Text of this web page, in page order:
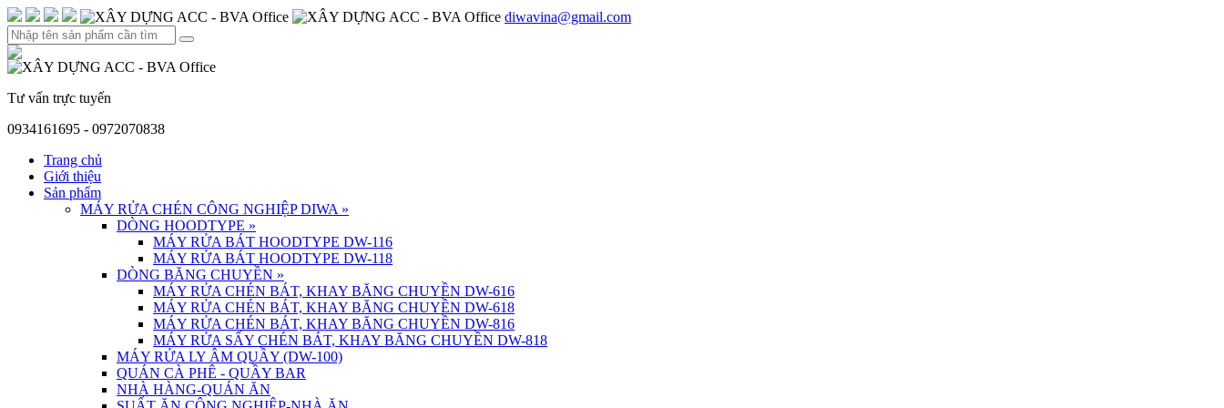
diwavina@gmail.com
Tư vấn trực tuyến
0934161695 - 0972070838
Trang chủ
Giới thiệu
Sản phẩm
MÁY RỬA CHÉN CÔNG NGHIỆP DIWA »
DÒNG HOODTYPE »
MÁY RỬA BÁT HOODTYPE DW-116
MÁY RỬA BÁT HOODTYPE DW-118
DÒNG BĂNG CHUYỀN »
MÁY RỬA CHÉN BÁT, KHAY BĂNG CHUYỀN DW-616
MÁY RỬA CHÉN BÁT, KHAY BĂNG CHUYỀN DW-618
MÁY RỬA CHÉN BÁT, KHAY BĂNG CHUYỀN DW-816
MÁY RỬA SẤY CHÉN BÁT, KHAY BĂNG CHUYỀN DW-818
MÁY RỬA LY ÂM QUẦY (DW-100)
QUÁN CÀ PHÊ - QUẦY BAR
NHÀ HÀNG-QUÁN ĂN